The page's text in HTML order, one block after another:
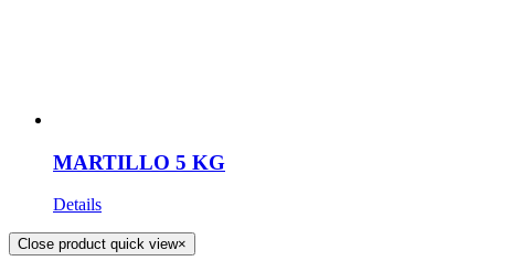
MARTILLO 5 KG
Details
Close product quick view×